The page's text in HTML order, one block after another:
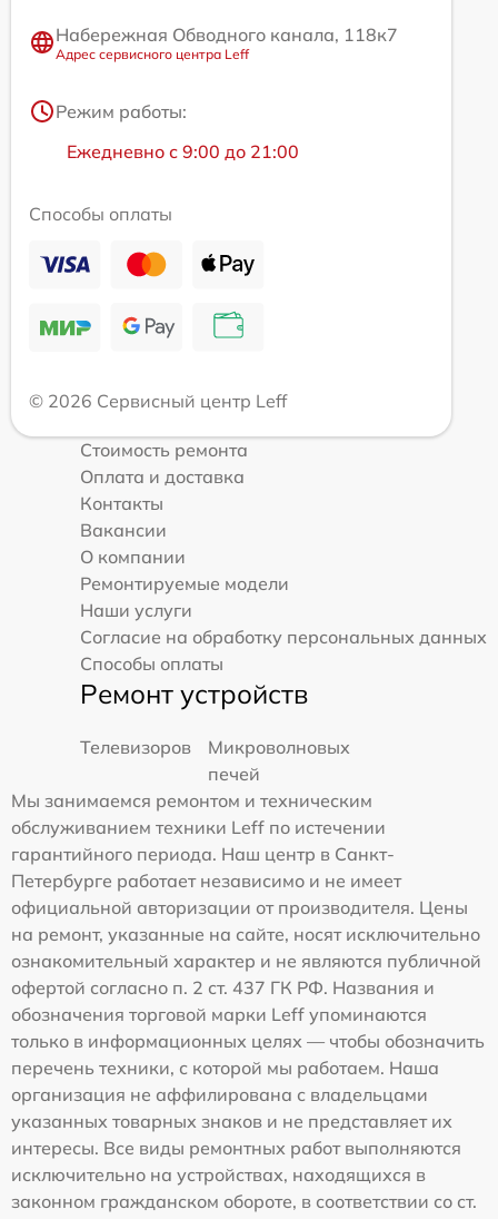
Набережная Обводного канала, 118к7
Адрес сервисного центра Leff
Режим работы:
Ежедневно с 9:00 до 21:00
Способы оплаты
© 2026 Сервисный центр Leff
Стоимость ремонта
Оплата и доставка
Контакты
Вакансии
О компании
Ремонтируемые модели
Наши услуги
Согласие на обработку персональных данных
Способы оплаты
Ремонт устройств
Телевизоров
Микроволновых
печей
Мы занимаемся ремонтом и техническим
обслуживанием техники Leff по истечении
гарантийного периода. Наш центр в Санкт-
Петербурге работает независимо и не имеет
официальной авторизации от производителя. Цены
на ремонт, указанные на сайте, носят исключительно
ознакомительный характер и не являются публичной
офертой согласно п. 2 ст. 437 ГК РФ. Названия и
обозначения торговой марки Leff упоминаются
только в информационных целях — чтобы обозначить
перечень техники, с которой мы работаем. Наша
организация не аффилирована с владельцами
указанных товарных знаков и не представляет их
интересы. Все виды ремонтных работ выполняются
исключительно на устройствах, находящихся в
законном гражданском обороте, в соответствии со ст.